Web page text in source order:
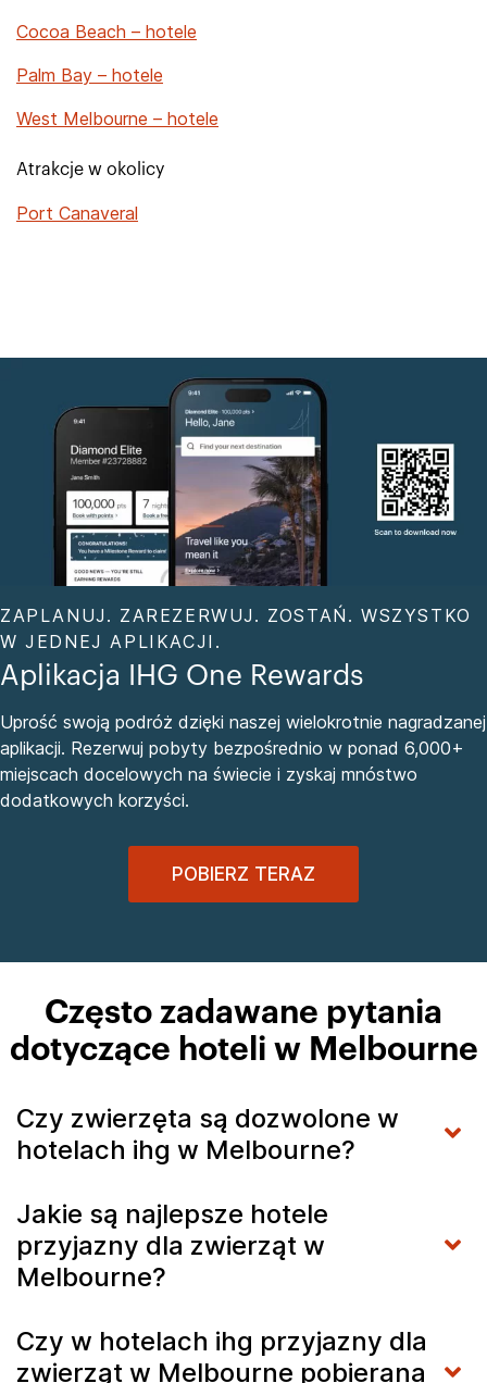
Cocoa Beach – hotele
Palm Bay – hotele
West Melbourne – hotele
Atrakcje w okolicy
Port Canaveral
ZAPLANUJ. ZAREZERWUJ. ZOSTAŃ. WSZYSTKO
W JEDNEJ APLIKACJI.
Aplikacja IHG One Rewards
Uprość swoją podróż dzięki naszej wielokrotnie nagradzanej
aplikacji. Rezerwuj pobyty bezpośrednio w ponad 6,000+
miejscach docelowych na świecie i zyskaj mnóstwo
dodatkowych korzyści.
POBIERZ TERAZ
Często zadawane pytania
dotyczące hoteli w Melbourne
Czy zwierzęta są dozwolone w
hotelach ihg w Melbourne?
Jakie są najlepsze hotele
przyjazny dla zwierząt w
Melbourne?
Czy w hotelach ihg przyjazny dla
zwierząt w Melbourne pobierana